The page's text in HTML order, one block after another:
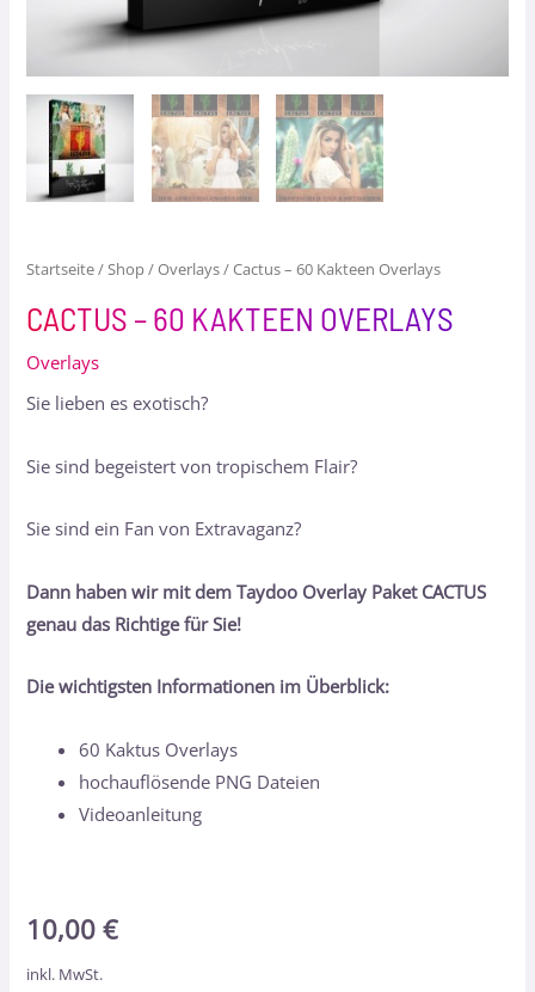
Startseite/ Shop/Overlays/ Cactus – 60 Kakteen Overlays
CACTUS – 60 KAKTEEN OVERLAYS
Overlays
Sie lieben es exotisch?
Sie sind begeistert von tropischem Flair?
Sie sind ein Fan von Extravaganz?
Dann haben wir mit dem Taydoo Overlay Paket CACTUS
genau das Richtige für Sie!
Die wichtigsten Informationen im Überblick:
60 Kaktus Overlays
hochauflösende PNG Dateien
Videoanleitung
10,00€
inkl. MwSt.